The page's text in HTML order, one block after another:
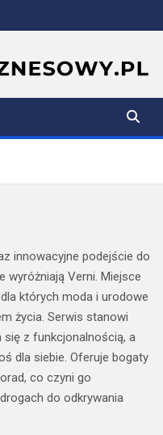
innowacyjne podejście do
wyróżniają Verni. Miejsce
których moda i urodowe
życia. Serwis stanowi
z funkcjonalnością, a
dla siebie. Oferuje bogaty
co czyni go
do odkrywania